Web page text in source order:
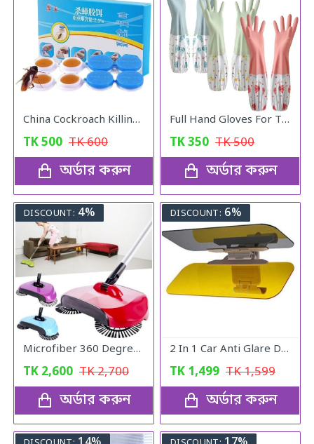
China Cockroach Killing Catch
TK500 TK600
অর্ডার করুন
Full Hand Gloves For The Kitchen
TK350 TK500
অর্ডার করুন
DISCOUNT: 4%
Microfiber 360 Degree Regular Rotary/Spin Mop Floor Cleaning Mop
TK 2,600 TK2,700
অর্ডার করুন
DISCOUNT: 6%
2 In 1 Car Anti Glare Day And Night Sun visor Mirrors
TK 1,499 TK1,599
অর্ডার করুন